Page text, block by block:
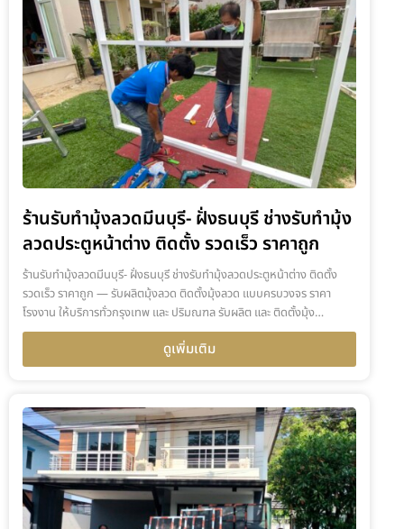
ร้านรับทำมุ้งลวดมีนบุรี- ฝั่งธนบุรี ช่างรับทำมุ้ง
ลวดประตูหน้าต่าง ติดตั้ง รวดเร็ว ราคาถูก
ร้านรับทำมุ้งลวดมีนบุรี- ฝั่งธนบุรี ช่างรับทำมุ้งลวดประตูหน้าต่าง ติดตั้ง
รวดเร็ว ราคาถูก — รับผลิตมุ้งลวด ติดตั้งมุ้งลวด แบบครบวงจร ราคา
โรงงาน ให้บริการทั่วกรุงเทพ และ ปริมณฑล รับผลิต และ ติดตั้งมุ้ง…
ดูเพิ่มเติม